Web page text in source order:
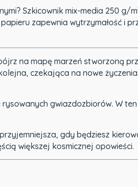
Szkicownik mix-media 250 g/
zapewnia wytrzymałość i
na mapę marzeń stworzoną
czekająca na nowe życzenia.
gwiazdozbiorów. W
gdy będziesz
większej kosmicznej opowieści.